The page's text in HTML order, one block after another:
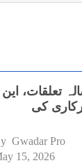
اور چین کے 75 سالہ تعلقات، این
کی
Gwadar Pro
15, 2026